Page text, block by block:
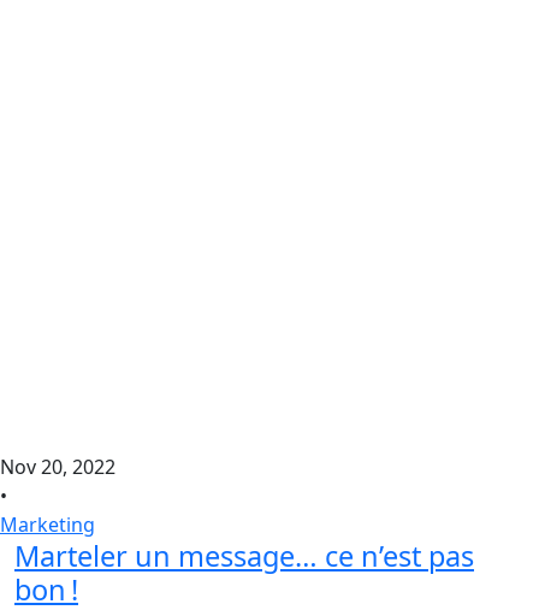
Nov 20, 2022
•
Marketing
Marteler un message… ce n’est pas
bon !